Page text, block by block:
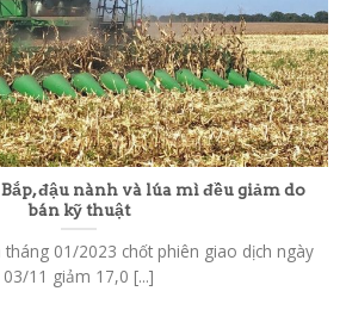
Bắp, đậu nành và lúa mì đều giảm do
bán kỹ thuật
tháng 01/2023 chốt phiên giao dịch ngày
03/11 giảm 17,0 [...]